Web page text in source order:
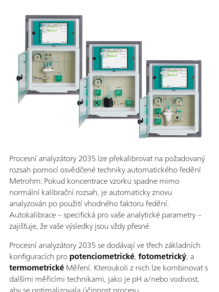
Procesní analyzátory 2035 lze překalibrovat na požadovaný
rozsah pomocí osvědčené techniky automatického ředění
Metrohm: Pokud koncentrace vzorku spadne mimo
normální kalibrační rozsah, je automaticky znovu
analyzován po použití vhodného faktoru ředění.
Autokalibrace – specifická pro vaše analytické parametry –
zajišťuje, že vaše výsledky jsou vždy přesné.
Procesní analyzátory 2035 se dodávají ve třech základních
konfiguracích propotenciometrické,fotometrický, a
termometrickéMěření. Kteroukoli z nich lze kombinovat s
dalšími měřicími technikami, jako je pH a/nebo vodivost,